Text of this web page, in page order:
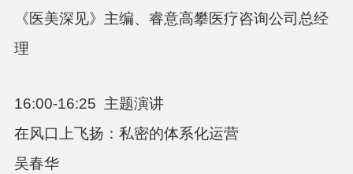
《医美深见》主编、睿意高攀医疗咨询公司总经
理
16:00-16:25 主题演讲
在风口上飞扬：私密的体系化运营
吴春华